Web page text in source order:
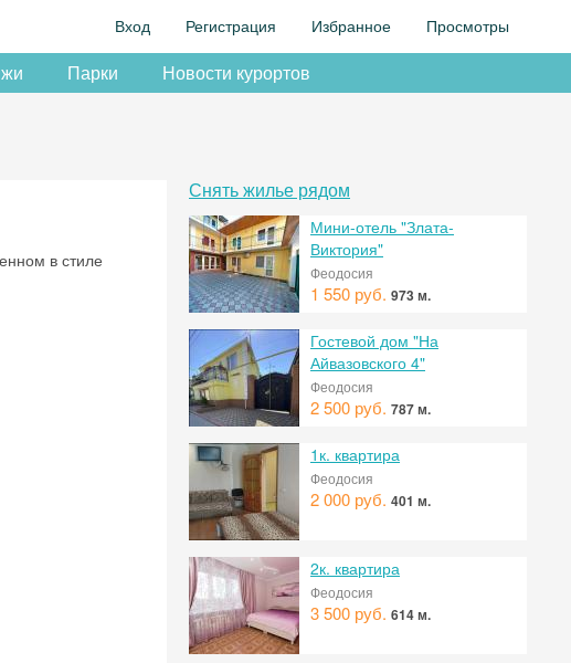
Вход Регистрация Избранное Просмотры
Парки Новости курортов
в стиле
Снять жилье рядом
Мини-отель "Злата-
Виктория"
Феодосия
1 550 руб. 973 м.
Гостевой дом "На
Айвазовского 4"
Феодосия
2 500 руб. 787 м.
1к. квартира
Феодосия
2 000 руб. 401 м.
2к. квартира
Феодосия
3 500 руб. 614 м.